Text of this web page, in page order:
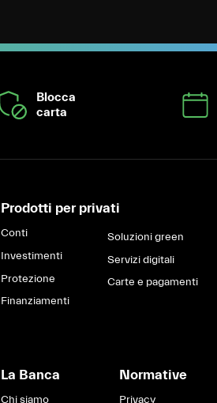
Blocca
carta
Prodotti per privati
Conti
Investimenti
Protezione
Finanziamenti
Soluzioni green
Servizi digitali
Carte e pagamenti
La Banca
Chi siamo
Normative
Privacy